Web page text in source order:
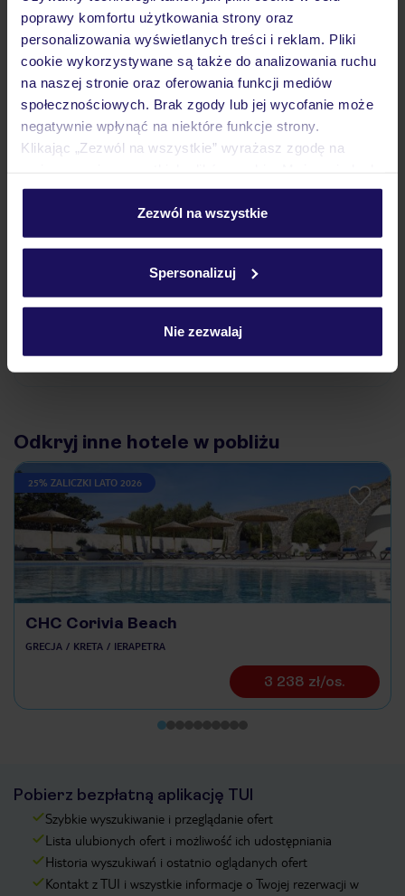
poprawy komfortu użytkowania strony oraz
personalizowania wyświetlanych treści i reklam. Pliki
cookie wykorzystywane są także do analizowania ruchu
na naszej stronie oraz oferowania funkcji mediów
społecznościowych. Brak zgody lub jej wycofanie może
negatywnie wpłynąć na niektóre funkcje strony.
Klikając „Zezwól na wszystkie” wyrażasz zgodę na
personalizować swój wybór wchodząc w zakładkę
Szczegółowe informacje o plikach cookie znajdziesz
Zezwól na wszystkie
Spersonalizuj
Nie zezwalaj
Wyżywienie
Atrakcje
Ważne informacje
Czy w Hotelu będzie przedstawiciel TUI?
Na jakiej podstawie i gdzie otrzymam karty
Zobacz więcej
Odkryj inne hotele w pobliżu
25% ZALICZKI LATO 2026
CHC Corivia Beach
GRECJA KRETA IERAPETRA
3 238 zł/os.
Pobierz bezpłatną aplikację TUI
Szybkie wyszukiwanie i przeglądanie ofert
Lista ulubionych ofert i możliwość ich udostępniania
Historia wyszukiwań i ostatnio oglądanych ofert
Kontakt z TUI i wszystkie informacje o Twojej rezerwacji w